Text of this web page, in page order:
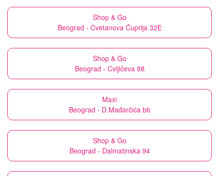
Shop & Go
Beograd - Cvetanova Ćuprija 32E
Shop & Go
Beograd - Cvijićeva 88
Maxi
Beograd - D.Mađarčića bb
Shop & Go
Beograd - Dalmatinska 94